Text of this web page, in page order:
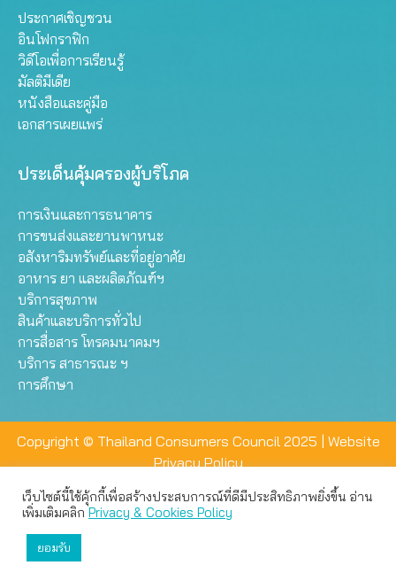
ประกาศเชิญชวน
อินโฟกราฟิก
วิดีโอเพื่อการเรียนรู้
มัลติมีเดีย
หนังสือและคู่มือ
เอกสารเผยแพร่
ประเด็นคุ้มครองผู้บริโภค
การเงินและการธนาคาร
การขนส่งและยานพาหนะ
อสังหาริมทรัพย์และที่อยู่อาศัย
อาหาร ยา และผลิตภัณฑ์ฯ
บริการสุขภาพ
สินค้าและบริการทั่วไป
การสื่อสาร โทรคมนาคมฯ
บริการ สาธารณะ ฯ
การศึกษา
Copyright © Thailand Consumers Council 2025 | Website
Privacy Policy
เว็บไซต์นี้ใช้คุ้กกี้เพื่อสร้างประสบการณ์ที่ดีมีประสิทธิภาพยิ่งขึ้น อ่าน
เพิ่มเติมคลิกPrivacy & Cookies Policy
ยอมรับ
เว็บไซต์นี้ใช้คุกกี้เพื่อมอบประสบการณ์การใช้งานที่ดีให้แก่ท่าน คุณ
สามารถเลือกตั้งค่าความเป็นส่วนตัวได้
ยอมรับทั้งหมด